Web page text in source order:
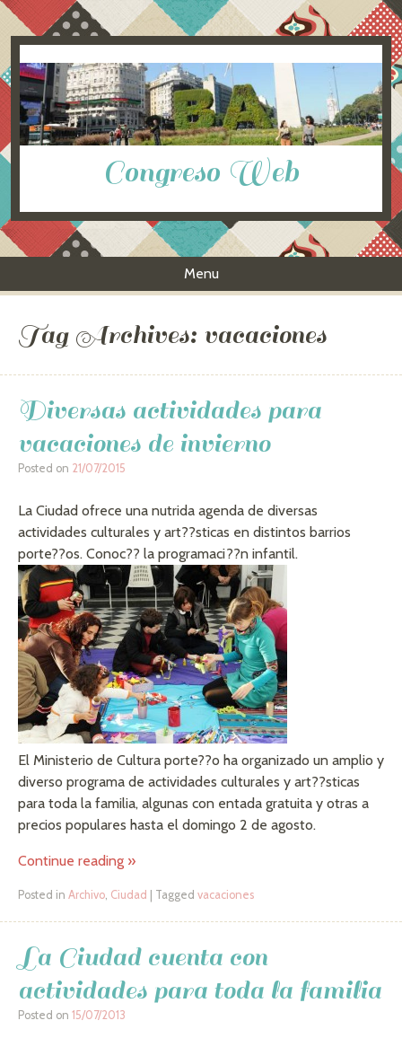
Congreso Web
Menu
Tag Archives: vacaciones
Diversas actividades para
vacaciones de invierno
Posted on 21/07/2015
La Ciudad ofrece una nutrida agenda de diversas
actividades culturales y art??sticas en distintos barrios
porte??os. Conoc?? la programaci??n infantil.
El Ministerio de Cultura porte??o ha organizado un amplio y
diverso programa de actividades culturales y art??sticas
para toda la familia, algunas con entada gratuita y otras a
precios populares hasta el domingo 2 de agosto.
Continue reading »
Posted in Archivo, Ciudad Tagged vacaciones
La Ciudad cuenta con
actividades para toda la familia
Posted on 15/07/2013